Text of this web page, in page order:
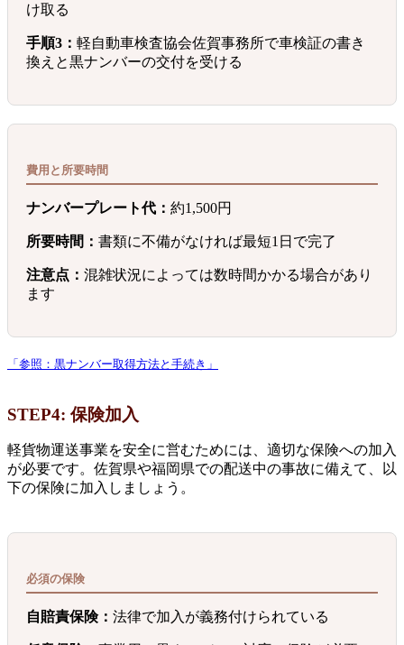
け取る
手順3： 軽自動車検査協会佐賀事務所で車検証の書き
換えと黒ナンバーの交付を受ける
費用と所要時間
ナンバープレート代： 約1,500円
所要時間： 書類に不備がなければ最短1日で完了
注意点： 混雑状況によっては数時間かかる場合があり
ます
「参照：黒ナンバー取得方法と手続き」
STEP4: 保険加入
軽貨物運送事業を安全に営むためには、適切な保険への加入
が必要です。佐賀県や福岡県での配送中の事故に備えて、以
下の保険に加入しましょう。
必須の保険
自賠責保険： 法律で加入が義務付けられている